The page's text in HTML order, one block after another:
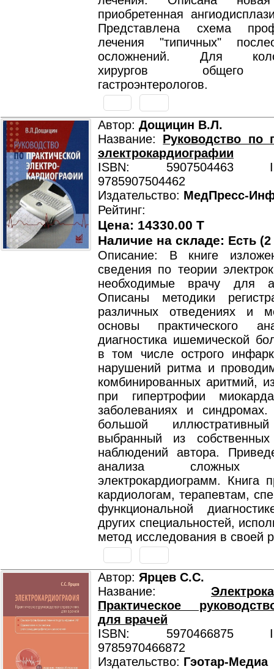
приобретенная
Представлена схема
лечения "типичных"
осложнений. Для
хирургов общего
гастроэнтерологов.
Автор: Дощицин В.Л.
Название: Руководство по
электрокардиографии
ISBN: 5907504463
9785907504462
Издательство: МедПресс-
Рейтинг:
Цена: 14330.00 T
Наличие на складе: Есть
Описание: В книге
сведения по теории
необходимые врачу для
Описаны методики
различных отведениях и
основы практического
диагностика ишемической
в том числе острого
нарушений ритма и
комбинированных аритмий,
при гипертрофии
заболеваниях и синдромах.
большой
выбранный из собственных
наблюдений автора.
анализа сложных
электрокардиограмм. Книга
кардиологам, терапевтам,
функциональной
других специальностей,
метод исследования в своей
Автор: Ярцев С.С.
Название:
Практическое
для врачей
ISBN: 5970466875
9785970466872
Издательство: Гэотар-Медиа